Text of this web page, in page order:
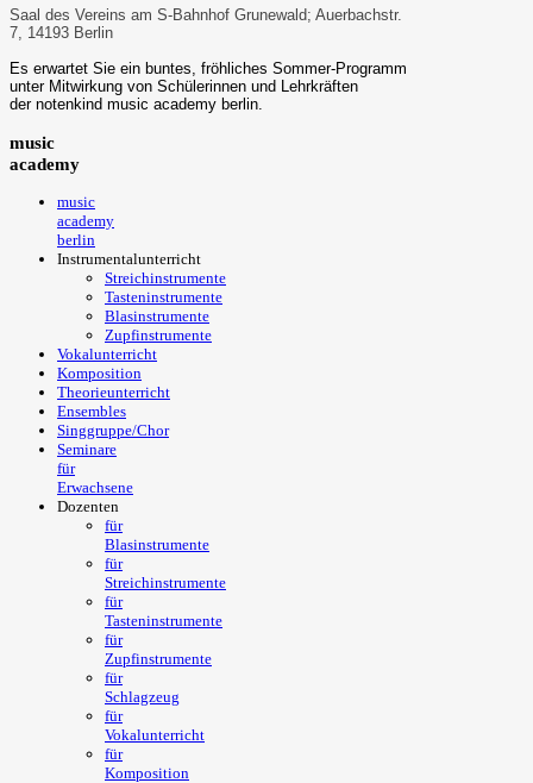
Saal des Vereins am S-Bahnhof Grunewald; Auerbachstr.
7, 14193 Berlin
Es erwartet Sie ein buntes, fröhliches Sommer-Programm
unter Mitwirkung von Schülerinnen und Lehrkräften
der notenkind music academy berlin.
music
academy
music
academy
berlin
Instrumentalunterricht
Streichinstrumente
Tasteninstrumente
Blasinstrumente
Zupfinstrumente
Vokalunterricht
Komposition
Theorieunterricht
Ensembles
Singgruppe/Chor
Seminare
für
Erwachsene
Dozenten
für
Blasinstrumente
für
Streichinstrumente
für
Tasteninstrumente
für
Zupfinstrumente
für
Schlagzeug
für
Vokalunterricht
für
Komposition